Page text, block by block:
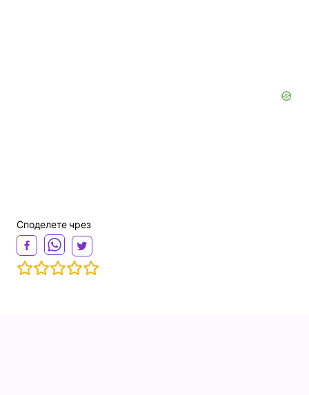
Споделете чрез